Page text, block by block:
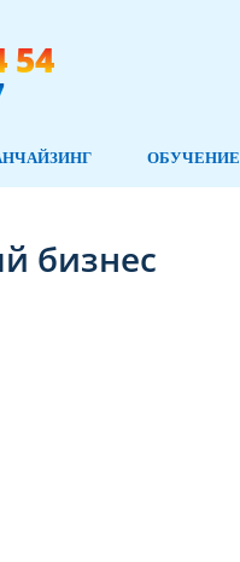
54
ОБУЧЕНИЕ
бизнес